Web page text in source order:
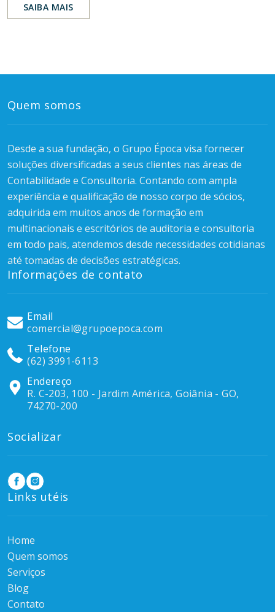
SAIBA MAIS
Quem somos
Desde a sua fundação, o Grupo Época visa fornecer
soluções diversificadas a seus clientes nas áreas de
Contabilidade e Consultoria. Contando com ampla
experiência e qualificação de nosso corpo de sócios,
adquirida em muitos anos de formação em
multinacionais e escritórios de auditoria e consultoria
em todo pais, atendemos desde necessidades cotidianas
até tomadas de decisões estratégicas.
Informações de contato
Email
comercial@grupoepoca.com
Telefone
(62) 3991-6113
Endereço
R. C-203, 100 - Jardim América, Goiânia - GO,
74270-200
Socializar
Links utéis
Home
Quem somos
Serviços
Blog
Contato